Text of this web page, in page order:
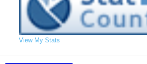
View My Stats